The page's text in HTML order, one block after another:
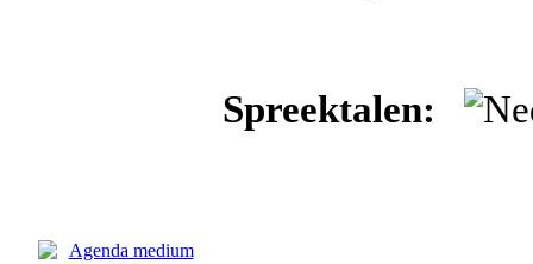
Spreektalen: